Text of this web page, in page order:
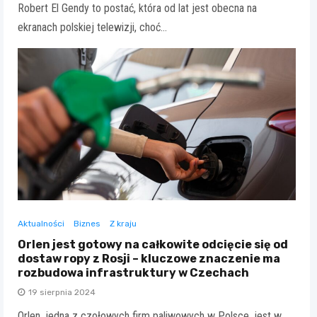
Robert El Gendy to postać, która od lat jest obecna na
ekranach polskiej telewizji, choć…
Aktualności Biznes Z kraju
Orlen jest gotowy na całkowite odcięcie się od
dostaw ropy z Rosji – kluczowe znaczenie ma
rozbudowa infrastruktury w Czechach
19 sierpnia 2024